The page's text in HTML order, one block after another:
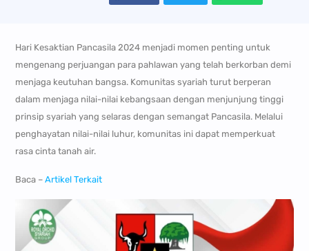
Hari Kesaktian Pancasila 2024 menjadi momen penting untuk
mengenang perjuangan para pahlawan yang telah berkorban demi
menjaga keutuhan bangsa. Komunitas syariah turut berperan
dalam menjaga nilai-nilai kebangsaan dengan menjunjung tinggi
prinsip syariah yang selaras dengan semangat Pancasila. Melalui
penghayatan nilai-nilai luhur, komunitas ini dapat memperkuat
rasa cinta tanah air.
Baca – Artikel Terkait